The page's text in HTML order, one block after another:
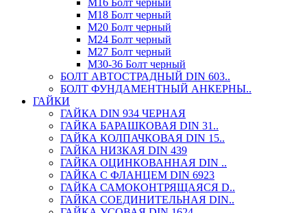
М16 Болт черный
М18 Болт черный
М20 Болт черный
М24 Болт черный
М27 Болт черный
М30-36 Болт черный
БОЛТ АВТОСТРАДНЫЙ DIN 603..
БОЛТ ФУНДАМЕНТНЫЙ АНКЕРНЫ..
ГАЙКИ
ГАЙКА DIN 934 ЧЕРНАЯ
ГАЙКА БАРАШКОВАЯ DIN 31..
ГАЙКА КОЛПАЧКОВАЯ DIN 15..
ГАЙКА НИЗКАЯ DIN 439
ГАЙКА ОЦИНКОВАННАЯ DIN ..
ГАЙКА С ФЛАНЦЕМ DIN 6923
ГАЙКА САМОКОНТРЯЩАЯСЯ D..
ГАЙКА СОЕДИНИТЕЛЬНАЯ DIN..